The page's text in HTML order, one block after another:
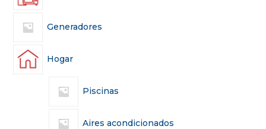
Generadores
Hogar
Piscinas
Aires acondicionados